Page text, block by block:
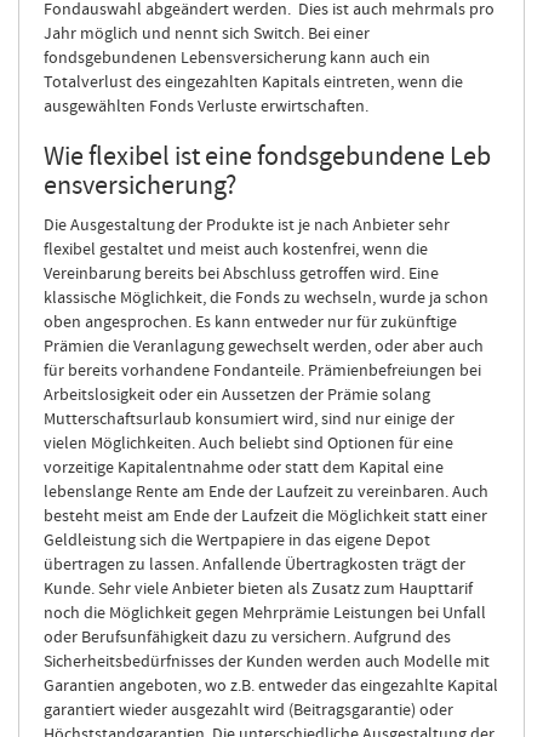
Fondauswahl abgeändert werden. Dies ist auch mehrmals pro
Jahr möglich und nennt sich Switch. Bei einer
fondsgebundenen Lebensversicherung kann auch ein
Totalverlust des eingezahlten Kapitals eintreten, wenn die
ausgewählten Fonds Verluste erwirtschaften.
Wie flexibel ist eine fondsgebundene Leb
ensversicherung?
Die Ausgestaltung der Produkte ist je nach Anbieter sehr
flexibel gestaltet und meist auch kostenfrei, wenn die
Vereinbarung bereits bei Abschluss getroffen wird. Eine
klassische Möglichkeit, die Fonds zu wechseln, wurde ja schon
oben angesprochen. Es kann entweder nur für zukünftige
Prämien die Veranlagung gewechselt werden, oder aber auch
für bereits vorhandene Fondanteile. Prämienbefreiungen bei
Arbeitslosigkeit oder ein Aussetzen der Prämie solang
Mutterschaftsurlaub konsumiert wird, sind nur einige der
vielen Möglichkeiten. Auch beliebt sind Optionen für eine
vorzeitige Kapitalentnahme oder statt dem Kapital eine
lebenslange Rente am Ende der Laufzeit zu vereinbaren. Auch
besteht meist am Ende der Laufzeit die Möglichkeit statt einer
Geldleistung sich die Wertpapiere in das eigene Depot
übertragen zu lassen. Anfallende Übertragkosten trägt der
Kunde. Sehr viele Anbieter bieten als Zusatz zum Haupttarif
noch die Möglichkeit gegen Mehrprämie Leistungen bei Unfall
oder Berufsunfähigkeit dazu zu versichern. Aufgrund des
Sicherheitsbedürfnisses der Kunden werden auch Modelle mit
Garantien angeboten, wo z.B. entweder das eingezahlte Kapital
garantiert wieder ausgezahlt wird (Beitragsgarantie) oder